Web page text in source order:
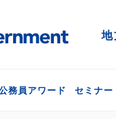
地
務員アワード セミナー